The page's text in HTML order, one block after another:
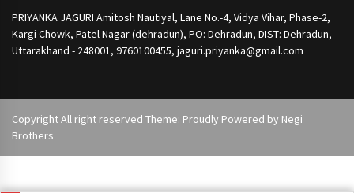
PRIYANKA JAGURI Amitosh Nautiyal, Lane No.-4, Vidya Vihar, Phase-2,
Kargi Chowk, Patel Nagar (dehradun), PO: Dehradun, DIST: Dehradun,
Uttarakhand - 248001, 9760100455, jaguri.priyanka@gmail.com
Copyright All right reserved Theme: Proudly Powered by Negi
Brothers